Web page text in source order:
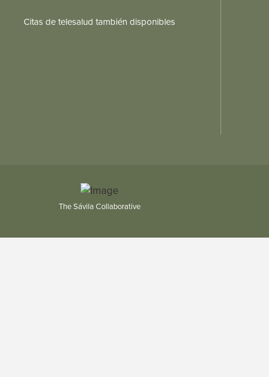
Citas de telesalud también disponibles
The Sávila Collaborative